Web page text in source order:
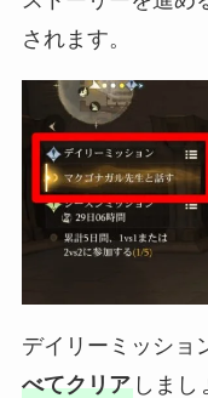
されます。
デイリーミッショ
べてクリアしまし